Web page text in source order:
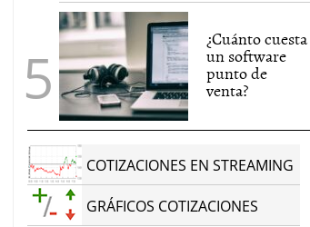
¿Cuánto cuesta
un software
punto de
venta?
COTIZACIONES EN STREAMING
GRÁFICOS COTIZACIONES